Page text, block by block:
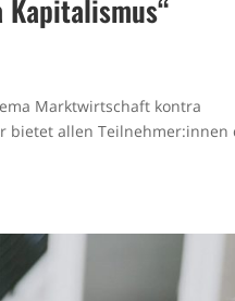
Marktwirtschaft kontra
bietet allen Teilnehmer:innen